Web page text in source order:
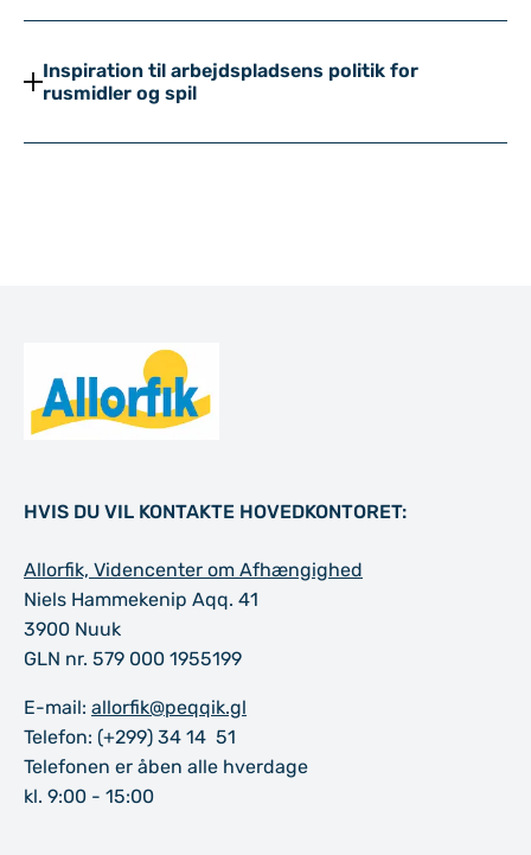
Inspiration til arbejdspladsens politik for
rusmidler og spil
HVIS DU VIL KONTAKTE HOVEDKONTORET:
Allorfik, Videncenter om Afhængighed
Niels Hammekenip Aqq. 41
3900 Nuuk
GLN nr. 579 000 1955199
E-mail: allorfik@peqqik.gl
Telefon: (+299) 34 14 51
Telefonen er åben alle hverdage
kl. 9:00 - 15:00